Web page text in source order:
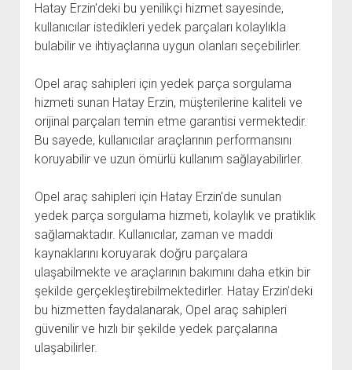
Hatay Erzin'deki bu yenilikçi hizmet sayesinde,
kullanıcılar istedikleri yedek parçaları kolaylıkla
bulabilir ve ihtiyaçlarına uygun olanları seçebilirler.
Opel araç sahipleri için yedek parça sorgulama
hizmeti sunan Hatay Erzin, müşterilerine kaliteli ve
orijinal parçaları temin etme garantisi vermektedir.
Bu sayede, kullanıcılar araçlarının performansını
koruyabilir ve uzun ömürlü kullanım sağlayabilirler.
Opel araç sahipleri için Hatay Erzin'de sunulan
yedek parça sorgulama hizmeti, kolaylık ve pratiklik
sağlamaktadır. Kullanıcılar, zaman ve maddi
kaynaklarını koruyarak doğru parçalara
ulaşabilmekte ve araçlarının bakımını daha etkin bir
şekilde gerçekleştirebilmektedirler. Hatay Erzin'deki
bu hizmetten faydalanarak, Opel araç sahipleri
güvenilir ve hızlı bir şekilde yedek parçalarına
ulaşabilirler.